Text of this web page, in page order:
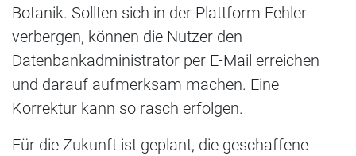
Botanik. Sollten sich in der Plattform Fehler
verbergen, können die Nutzer den
Datenbankadministrator per E-Mail erreichen
und darauf aufmerksam machen. Eine
Korrektur kann so rasch erfolgen.
Für die Zukunft ist geplant, die geschaffene